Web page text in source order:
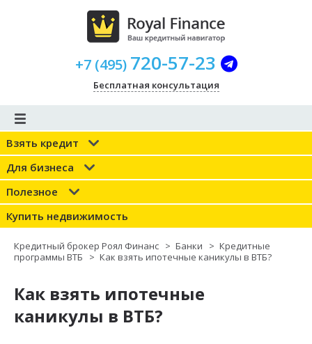
+7(495) 720-57-23
Бесплатная консультация
Взять кредит
Для бизнеса
Полезное
Купить недвижимость
Кредитный брокер Роял Финанс > Банки > Кредитные
программы ВТБ
> Как взять ипотечные каникулы в ВТБ?
Как взять ипотечные
каникулы в ВТБ?